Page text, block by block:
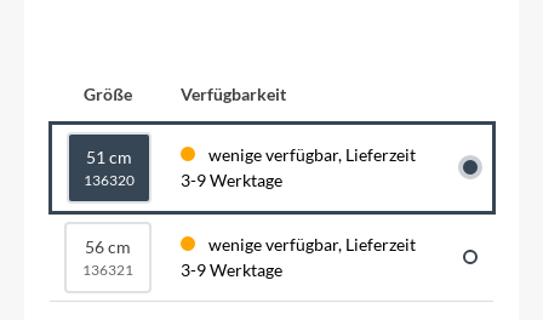
Größe Verfügbarkeit
51 cm
136320
wenige verfügbar, Lieferzeit
3-9 Werktage
56 cm
136321
wenige verfügbar, Lieferzeit
3-9 Werktage